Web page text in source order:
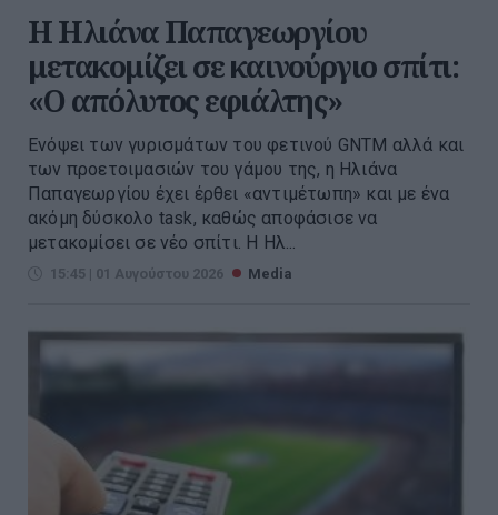
Η Ηλιάνα Παπαγεωργίου
μετακομίζει σε καινούργιο σπίτι:
«Ο απόλυτος εφιάλτης»
Ενόψει των γυρισμάτων του φετινού GNTM αλλά και
των προετοιμασιών του γάμου της, η Ηλιάνα
Παπαγεωργίου έχει έρθει «αντιμέτωπη» και με ένα
ακόμη δύσκολο task, καθώς αποφάσισε να
μετακομίσει σε νέο σπίτι. Η Ηλ...
15:45 | 01 Αυγούστου 2026 Media